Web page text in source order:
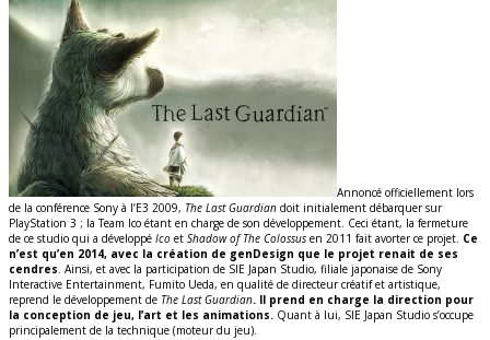
Annoncé officiellement lors
de la conférence Sony à l’E3 2009, The Last Guardian doit initialement débarquer sur
PlayStation 3 ; la Team Ico étant en charge de son développement. Ceci étant, la fermeture
de ce studio qui a développé Ico et Shadow of The Colossus en 2011 fait avorter ce projet. Ce
n’est qu’en 2014, avec la création de genDesign que le projet renait de ses
cendres. Ainsi, et avec la participation de SIE Japan Studio, filiale japonaise de Sony
Interactive Entertainment, Fumito Ueda, en qualité de directeur créatif et artistique,
reprend le développement de The Last Guardian. Il prend en charge la direction pour
la conception de jeu, l’art et les animations. Quant à lui, SIE Japan Studio s’occupe
principalement de la technique (moteur du jeu).